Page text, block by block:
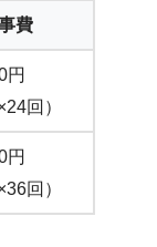
費
円
回）
円
回）